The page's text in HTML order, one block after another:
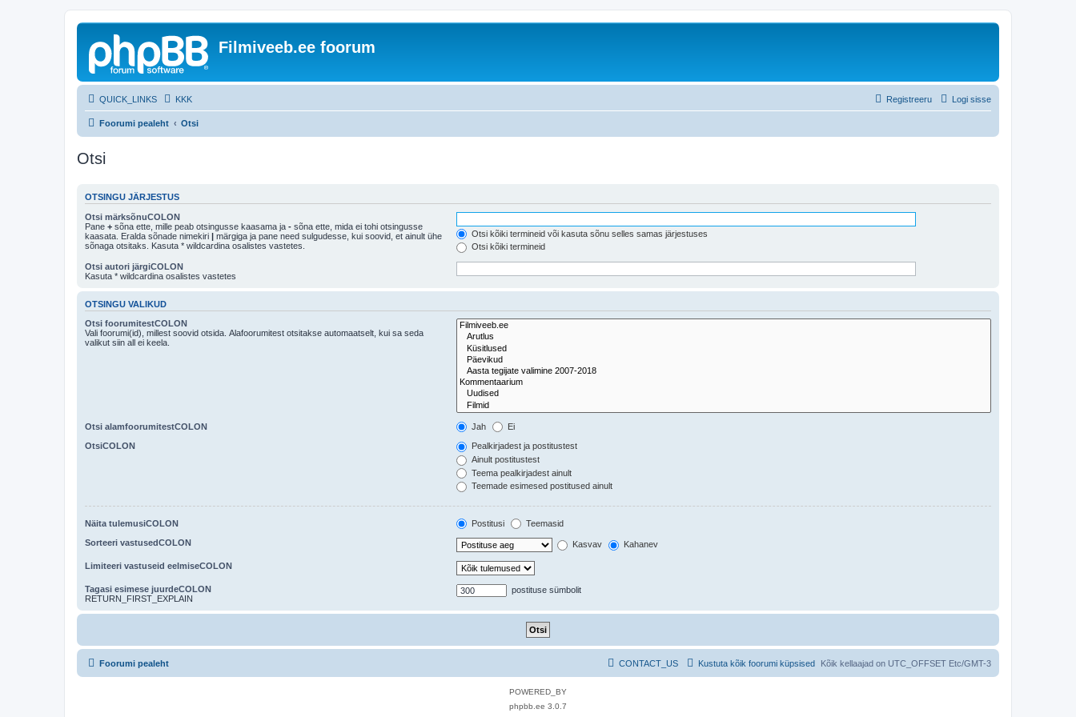
Filmiveeb.ee foorum
QUICK_LINKS KKK Logi sisse
Registreeru
Foorumi pealeht Otsi
Otsi
OTSINGU JÄRJESTUS
Otsi märksõnuCOLON
Pane + sõna ette, mille peab otsingusse kaasama ja - sõna ette, mida ei tohi otsingusse
kaasata. Eralda sõnade nimekiri | märgiga ja pane need sulgudesse, kui soovid, et ainult ühe
sõnaga otsitaks. Kasuta * wildcardina osalistes vastetes.
Otsi kõiki termineid või kasuta sõnu selles samas järjestuses
Otsi kõiki termineid
Otsi autori järgiCOLON
Kasuta * wildcardina osalistes vastetes
OTSINGU VALIKUD
Otsi foorumitestCOLON
Vali foorumi(id), millest soovid otsida. Alafoorumitest otsitakse automaatselt, kui sa seda
valikut siin all ei keela.
Otsi alamfoorumitestCOLON Jah Ei
OtsiCOLON
Pealkirjadest ja postitustest
Ainult postitustest
Teema pealkirjadest ainult
Teemade esimesed postitused ainult
Näita tulemusiCOLON Postitusi Teemasid
Sorteeri vastusedCOLON Kasvav Kahanev
Limiteeri vastuseid eelmiseCOLON
Tagasi esimese juurdeCOLON
RETURN_FIRST_EXPLAIN
postituse sümbolit
Foorumi pealeht Kõik kellaajad on UTC_OFFSET Etc/GMT-3
Kustuta kõik foorumi küpsised
CONTACT_US
POWERED_BY
phpbb.ee 3.0.7